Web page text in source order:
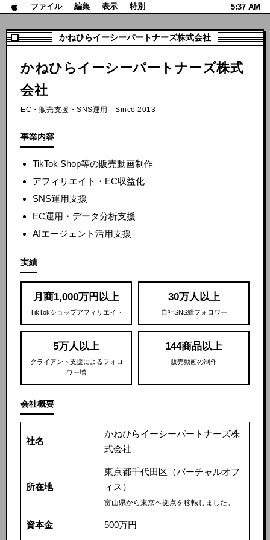
ファイル 編集 表示 特別 5:37 AM
かねひらイーシーパートナーズ株式会社
かねひらイーシーパートナーズ株式
会社
EC・販売支援・SNS運用 Since 2013
事業内容
TikTok Shop等の販売動画制作
アフィリエイト・EC収益化
SNS運用支援
EC運用・データ分析支援
AIエージェント活用支援
実績
月商1,000万円以上
TikTokショップアフィリエイト
30万人以上
自社SNS総フォロワー
5万人以上
クライアント支援によるフォロ
ワー増
144商品以上
販売動画の制作
会社概要
社名
かねひらイーシーパートナーズ株
式会社
所在地
東京都千代田区（バーチャルオフ
ィス）
富山県から東京へ拠点を移転しました。
資本金 500万円